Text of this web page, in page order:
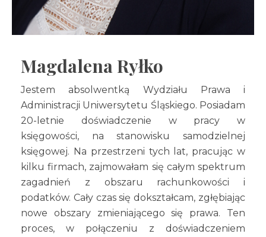
Magdalena Ryłko
Jestem absolwentką Wydziału Prawa i
Administracji Uniwersytetu Śląskiego. Posiadam
20-letnie doświadczenie w pracy w
księgowości, na stanowisku samodzielnej
księgowej. Na przestrzeni tych lat, pracując w
kilku firmach, zajmowałam się całym spektrum
zagadnień z obszaru rachunkowości i
podatków. Cały czas się dokształcam, zgłębiając
nowe obszary zmieniającego się prawa. Ten
proces, w połączeniu z doświadczeniem